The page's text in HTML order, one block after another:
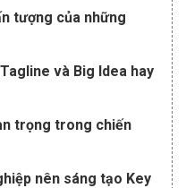
tượng của những
và Big Idea hay
trọng trong chiến
nên sáng tạo Key